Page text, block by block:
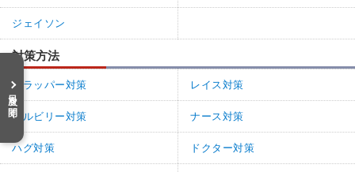
目次を開く
ジェイソン
対策方法
トラッパー対策 レイス対策
ヒルビリー対策 ナース対策
ハグ対策 ドクター対策